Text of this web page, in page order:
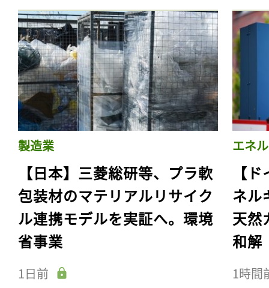
製造業
【日本】三菱総研等、プラ軟
包装材のマテリアルリサイク
ル連携モデルを実証へ。環境
省事業
1日前
エネ
【
ネル
天然
和解
1時間